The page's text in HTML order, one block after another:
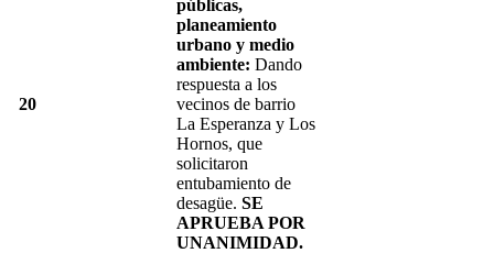
20
públicas,
planeamiento
urbano y medio
ambiente: Dando
respuesta a los
vecinos de barrio
La Esperanza y Los
Hornos, que
solicitaron
entubamiento de
desagüe. SE
APRUEBA POR
UNANIMIDAD.